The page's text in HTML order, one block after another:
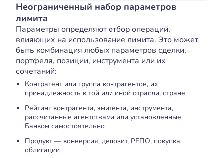
Неограниченный набор параметров
лимита
Параметры определяют отбор операций,
влияющих на использование лимита. Это может
быть комбинация любых параметров сделки,
портфеля, позиции, инструмента или их
сочетаний:
Контрагент или группа контрагентов, их
принадлежность к той или иной отрасли, стране
Рейтинг контрагента, эмитента, инструмента,
рассчитанные агентствами или установленные
Банком самостоятельно
Продукт — конверсия, депозит, РЕПО, покупка
облигации